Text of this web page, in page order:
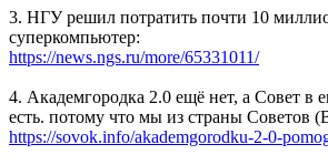
3. НГУ решил потратить почти 10
суперкомпьютер:
https://news.ngs.ru/more/65331011/
4. Академгородка 2.0 ещё нет, а Совет в
есть. потому что мы из страны
https://sovok.info/akademgorodku-2-0-